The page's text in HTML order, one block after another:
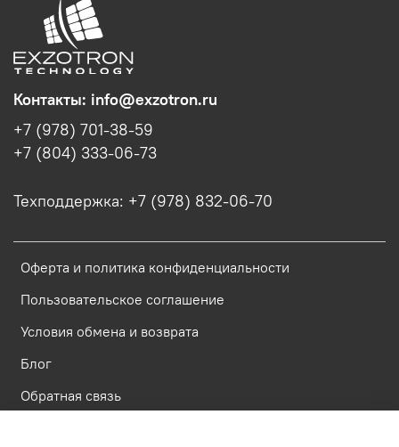
Оферта и политика конфиденциальности
Пользовательское соглашение
Условия обмена и возврата
Блог
Обратная связь
Контакты: info@exzotron.ru
+7 (978) 701-38-59
+7 (804) 333-06-73
Техподдержка: +7 (978) 832-06-70